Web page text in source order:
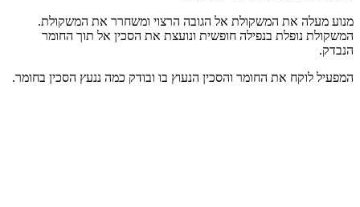
מנוע מעלה את המשקולת אל הגובה הרצוי ומשחרר את המשקולת.
המשקולת נופלת בנפילה חופשית ונועצת את הסכין אל תוך החומר
הנבדק.
המפעיל לוקח את החומר והסכין הנעוץ בו ובודק כמה ננעץ הסכין בחומר.